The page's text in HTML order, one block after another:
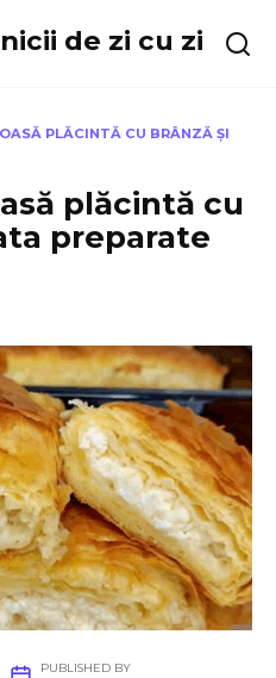
de zi cu zi
PLĂCINTĂ CU BRÂNZĂ ȘI
plăcintă cu
preparate
PUBLISHED BY